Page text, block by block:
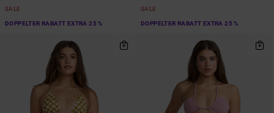
SALE
DOPPELTER RABATT EXTRA 25 %
SALE
DOPPELTER RABATT EXTRA 25 %